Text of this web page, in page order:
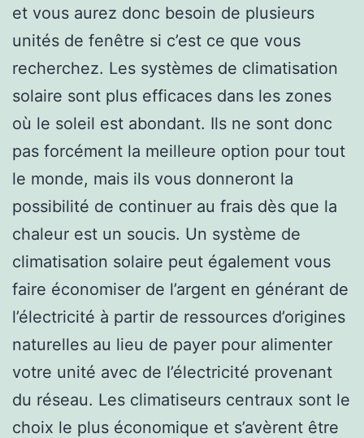
et vous aurez donc besoin de plusieurs
unités de fenêtre si c’est ce que vous
recherchez. Les systèmes de climatisation
solaire sont plus efficaces dans les zones
où le soleil est abondant. Ils ne sont donc
pas forcément la meilleure option pour tout
le monde, mais ils vous donneront la
possibilité de continuer au frais dès que la
chaleur est un soucis. Un système de
climatisation solaire peut également vous
faire économiser de l’argent en générant de
l’électricité à partir de ressources d’origines
naturelles au lieu de payer pour alimenter
votre unité avec de l’électricité provenant
du réseau. Les climatiseurs centraux sont le
choix le plus économique et s’avèrent être